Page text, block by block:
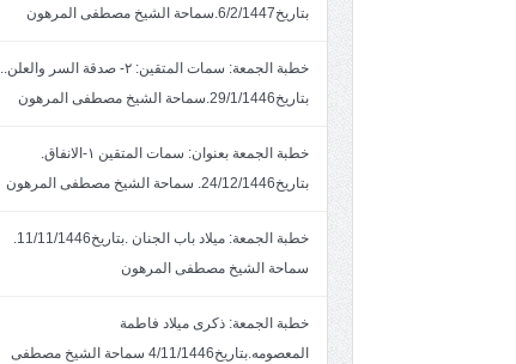
بتاريخ6/2/1447.سماحة الشيخ مصطفى المرهون
خطبة الجمعة: سمات المتقين: ٢- صدقة السر والعلن..
بتاريخ29/1/1446.سماحة الشيخ مصطفى المرهون
خطبة الجمعة بعنوان: سمات المتقين ١-الانفاق.
بتاريخ24/12/1446. سماحة الشيخ مصطفى المرهون
خطبة الجمعة: ميلاد باب الجنان .بتاريخ11/11/1446.
سماحة الشيخ مصطفى المرهون
خطبة الجمعة: ذكرى ميلاد فاطمة
المعصومه.بتاريخ4/11/1446 سماحة الشيخ مصطفى